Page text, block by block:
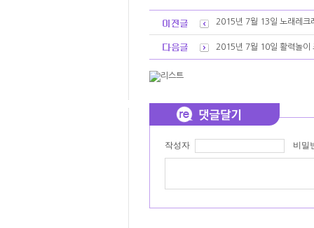
2015년 7월 13일 노래레크
2015년 7월 10일 활력놀이
작성자 비밀